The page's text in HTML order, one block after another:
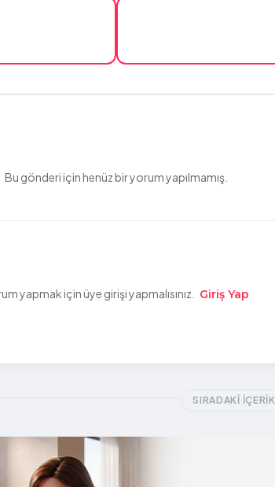
Bu gönderi için henüz bir yorum yapılmamış.
yapmak için üye girişi yapmalısınız. Giriş Yap
SIRADAKI İÇERIK